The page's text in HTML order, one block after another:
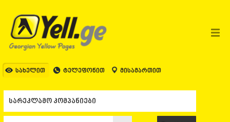
სახელით ტელეფონით მისამართით
ᲗᲑᲘᲚᲘᲡᲘ
ᲗᲑᲘᲚᲘᲡᲘ
ᲐᲤᲮᲐᲖᲔᲗᲘ
ᲒᲐᲚᲘ
ᲑᲐᲗᲣᲛᲘ
ᲥᲝᲑᲣᲚᲔᲗᲘ
ᲨᲣᲐᲮᲔᲕᲘ